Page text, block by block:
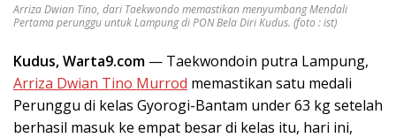
Arriza Dwian Tino, dari Taekwondo memastikan menyumbang Mendali
Pertama perunggu untuk Lampung di PON Bela Diri Kudus. (foto : ist)
Kudus, Warta9.com — Taekwondoin putra Lampung,
Arriza Dwian Tino Murrod memastikan satu medali
Perunggu di kelas Gyorogi-Bantam under 63 kg setelah
berhasil masuk ke empat besar di kelas itu, hari ini,